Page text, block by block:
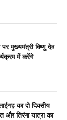
मुख्यमंत्री विष्णु देव
में करेंगे
का दो दिवसीय
और तिरंगा यात्रा का